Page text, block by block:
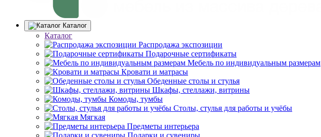
Каталог
Каталог
Распродажа экспозиции
Подарочные сертификаты
Мебель по индивидуальным размерам
Кровати и матрасы
Обеденные столы и стулья
Шкафы, стеллажи, витрины
Комоды, тумбы
Столы, стулья для работы и учёбы
Мягкая
Предметы интерьера
Подарки и сувениры